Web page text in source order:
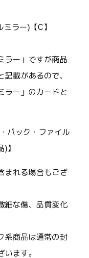
ラー)【C】
ラー」ですが商品
載があるので、
ラー」のカードと
パック・ファイル
】
まれる場合もござ
細な傷、品質変化
系商品は通常の封
ます。